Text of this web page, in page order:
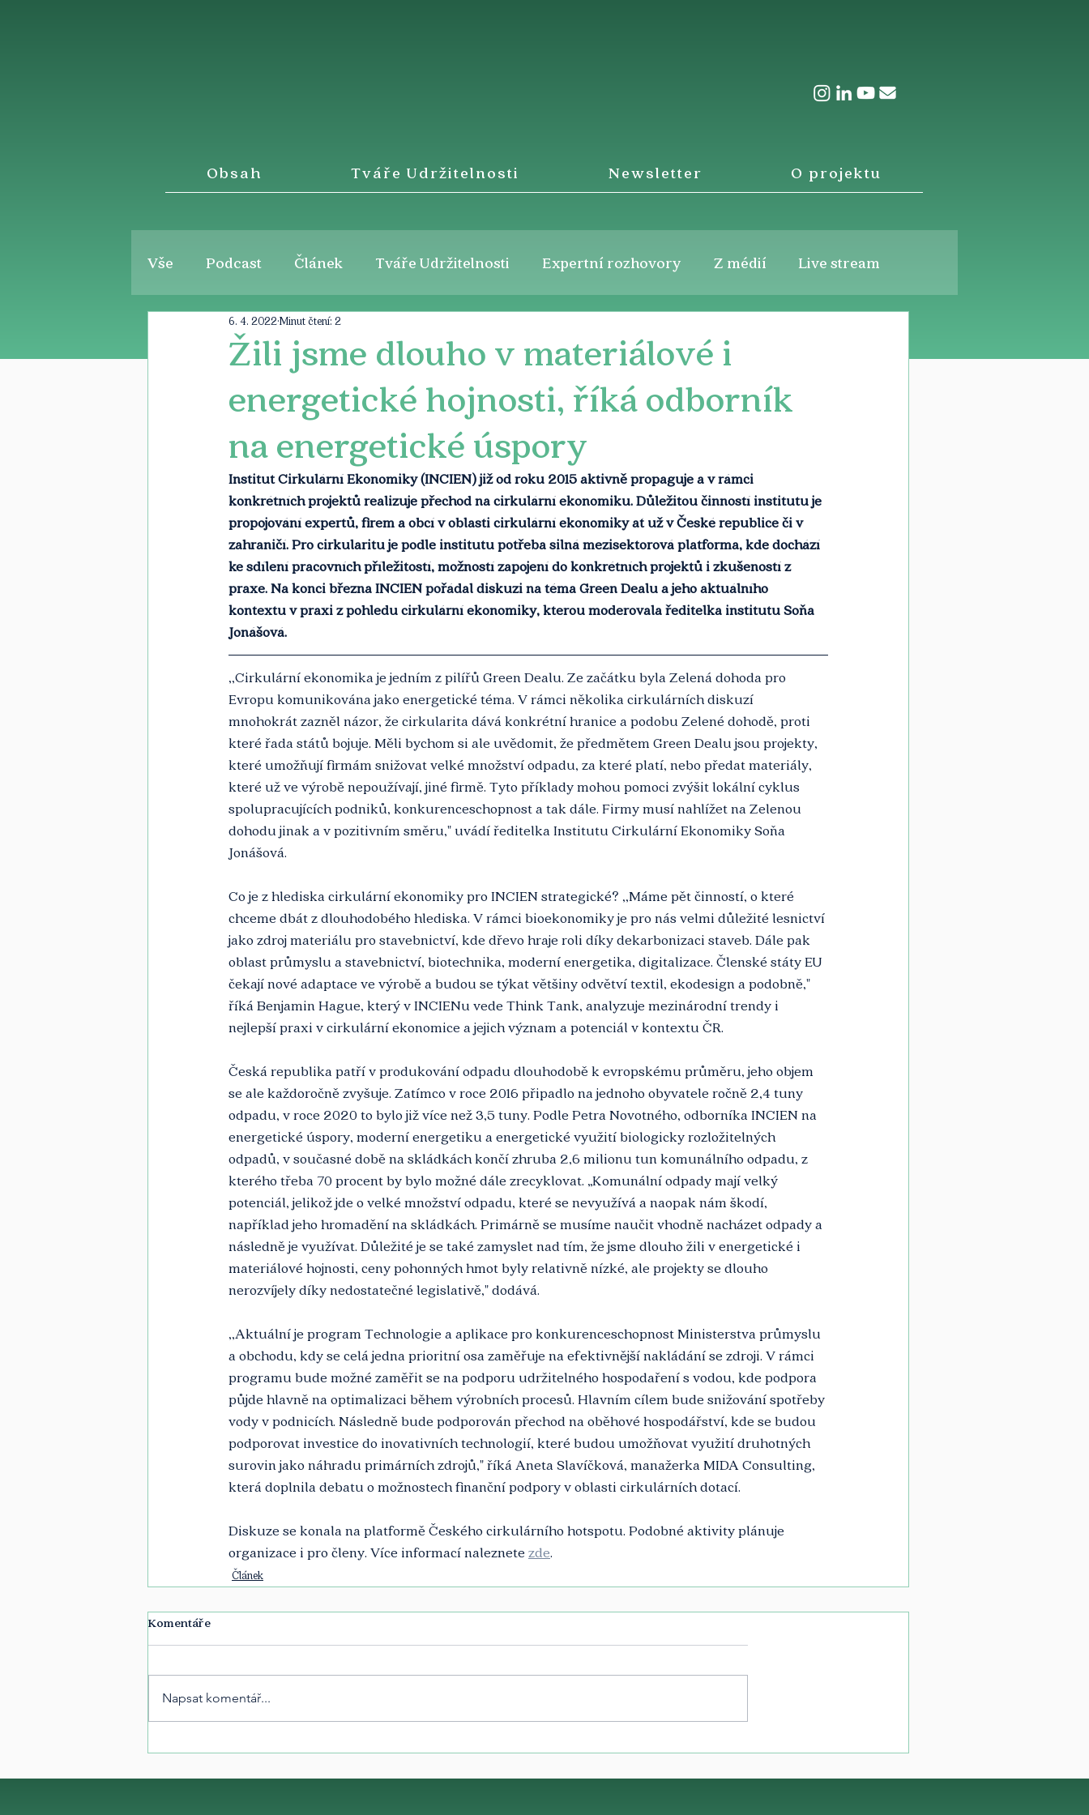
Obsah Tváře Udržitelnosti Newsletter O projektu
Vše Podcast Článek Tváře Udržitelnosti Expertní rozhovory Z médií Live stream
Žili jsme dlouho v materiálové i
energetické hojnosti, říká odborník
na energetické úspory
6. 4. 2022Minut čtení: 2
Institut Cirkulární Ekonomiky (INCIEN) již od roku 2015 aktivně propaguje a v rámci
konkrétních projektů realizuje přechod na cirkulární ekonomiku. Důležitou činností institutu je
propojování expertů, firem a obcí v oblasti cirkulární ekonomiky ať už v České republice či v
zahraničí. Pro cirkularitu je podle institutu potřeba silná mezisektorová platforma, kde dochází
ke sdílení pracovních příležitostí, možností zapojení do konkrétních projektů i zkušeností z
praxe. Na konci března INCIEN pořádal diskuzi na téma Green Dealu a jeho aktuálního
kontextu v praxi z pohledu cirkulární ekonomiky, kterou moderovala ředitelka institutu Soňa
Jonášová.
‚‚Cirkulární ekonomika je jedním z pilířů Green Dealu. Ze začátku byla Zelená dohoda pro
Evropu komunikována jako energetické téma. V rámci několika cirkulárních diskuzí
mnohokrát zazněl názor, že cirkularita dává konkrétní hranice a podobu Zelené dohodě, proti
které řada států bojuje. Měli bychom si ale uvědomit, že předmětem Green Dealu jsou projekty,
které umožňují firmám snižovat velké množství odpadu, za které platí, nebo předat materiály,
které už ve výrobě nepoužívají, jiné firmě. Tyto příklady mohou pomoci zvýšit lokální cyklus
spolupracujících podniků, konkurenceschopnost a tak dále. Firmy musí nahlížet na Zelenou
dohodu jinak a v pozitivním směru," uvádí ředitelka Institutu Cirkulární Ekonomiky Soňa
Jonášová.
Co je z hlediska cirkulární ekonomiky pro INCIEN strategické? ‚‚Máme pět činností, o které
chceme dbát z dlouhodobého hlediska. V rámci bioekonomiky je pro nás velmi důležité lesnictví
jako zdroj materiálu pro stavebnictví, kde dřevo hraje roli díky dekarbonizaci staveb. Dále pak
oblast průmyslu a stavebnictví, biotechnika, moderní energetika, digitalizace. Členské státy EU
čekají nové adaptace ve výrobě a budou se týkat většiny odvětví textil, ekodesign a podobně,"
říká Benjamin Hague, který v INCIENu vede Think Tank, analyzuje mezinárodní trendy i
nejlepší praxi v cirkulární ekonomice a jejich význam a potenciál v kontextu ČR.
Česká republika patří v produkování odpadu dlouhodobě k evropskému průměru, jeho objem
se ale každoročně zvyšuje. Zatímco v roce 2016 připadlo na jednoho obyvatele ročně 2,4 tuny
odpadu, v roce 2020 to bylo již více než 3,5 tuny. Podle Petra Novotného, odborníka INCIEN na
energetické úspory, moderní energetiku a energetické využití biologicky rozložitelných
odpadů, v současné době na skládkách končí zhruba 2,6 milionu tun komunálního odpadu, z
kterého třeba 70 procent by bylo možné dále zrecyklovat. „Komunální odpady mají velký
potenciál, jelikož jde o velké množství odpadu, které se nevyužívá a naopak nám škodí,
například jeho hromadění na skládkách. Primárně se musíme naučit vhodně nacházet odpady a
následně je využívat. Důležité je se také zamyslet nad tím, že jsme dlouho žili v energetické i
materiálové hojnosti, ceny pohonných hmot byly relativně nízké, ale projekty se dlouho
nerozvíjely díky nedostatečné legislativě," dodává.
‚‚Aktuální je program Technologie a aplikace pro konkurenceschopnost Ministerstva průmyslu
a obchodu, kdy se celá jedna prioritní osa zaměřuje na efektivnější nakládání se zdroji. V rámci
programu bude možné zaměřit se na podporu udržitelného hospodaření s vodou, kde podpora
půjde hlavně na optimalizaci během výrobních procesů. Hlavním cílem bude snižování spotřeby
vody v podnicích. Následně bude podporován přechod na oběhové hospodářství, kde se budou
podporovat investice do inovativních technologií, které budou umožňovat využití druhotných
surovin jako náhradu primárních zdrojů," říká Aneta Slavíčková, manažerka MIDA Consulting,
která doplnila debatu o možnostech finanční podpory v oblasti cirkulárních dotací.
Diskuze se konala na platformě Českého cirkulárního hotspotu. Podobné aktivity plánuje
organizace i pro členy. Více informací naleznete zde.
Článek
Komentáře
Napsat komentář...